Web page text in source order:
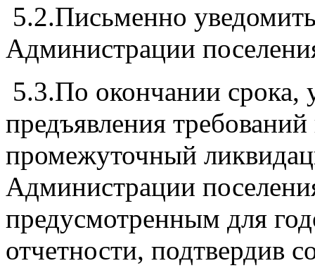
5.2.Письменно
Администрации
5.3.По окончании срока,
предъявления
промежуточный
Администрации
предусмотренным для
отчетности, подтвердив